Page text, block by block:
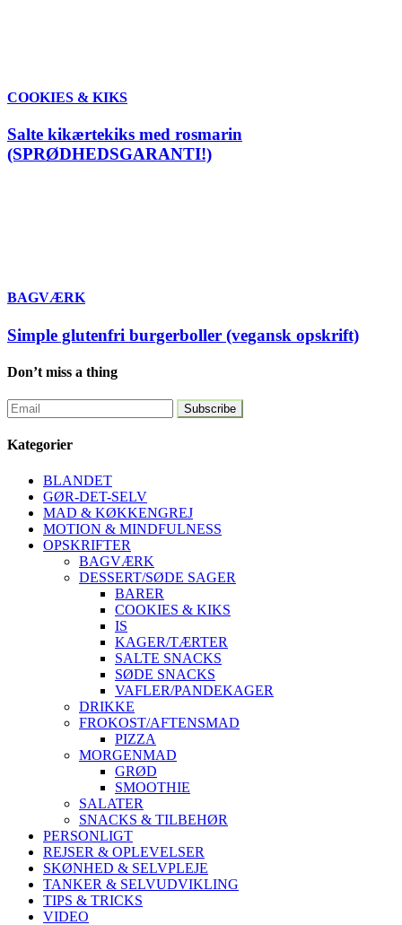
COOKIES & KIKS
Salte kikærtekiks med rosmarin
(SPRØDHEDSGARANTI!)
BAGVÆRK
Simple glutenfri burgerboller (vegansk opskrift)
Don’t miss a thing
Kategorier
BLANDET
GØR-DET-SELV
MAD & KØKKENGREJ
MOTION & MINDFULNESS
OPSKRIFTER
BAGVÆRK
DESSERT/SØDE SAGER
BARER
COOKIES & KIKS
IS
KAGER/TÆRTER
SALTE SNACKS
SØDE SNACKS
VAFLER/PANDEKAGER
DRIKKE
FROKOST/AFTENSMAD
PIZZA
MORGENMAD
GRØD
SMOOTHIE
SALATER
SNACKS & TILBEHØR
PERSONLIGT
REJSER & OPLEVELSER
SKØNHED & SELVPLEJE
TANKER & SELVUDVIKLING
TIPS & TRICKS
VIDEO